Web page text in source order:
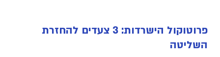
פרוטוקול הישרדות: 3 צעדים להחזרת
השליטה